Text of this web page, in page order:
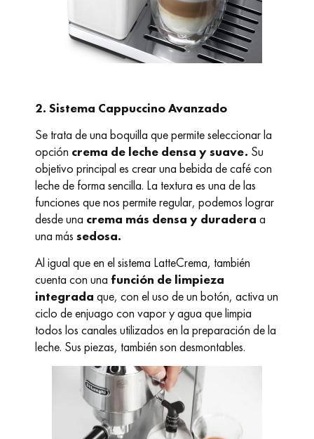
2. Sistema Cappuccino Avanzado
Se trata de una boquilla que permite seleccionar la
opción crema de leche densay suave. Su
objetivo principal es crear una bebida de café con
leche de forma sencilla. La textura es una de las
funciones que nos permite regular, podemos lograr
desde una crema más densa y duradera a
una más sedosa.
Al igual que en el sistema LatteCrema, también
cuenta con una función de limpieza
integrada que, con el uso de un botón, activa un
ciclo de enjuago con vapor y agua que limpia
todos los canales utilizados en la preparación de la
leche. Sus piezas, también son desmontables.